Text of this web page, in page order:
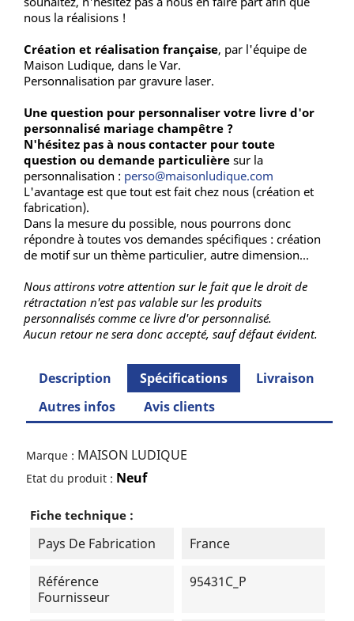
nous la réalisions !
Création et réalisation française, par l'équipe de
Maison Ludique, dans le Var.
Personnalisation par gravure laser.
Une question pour personnaliser votre livre d'or
personnalisé mariage champêtre ?
N'hésitez pas à nous contacter pour toute
question ou demande particulière sur la
personnalisation : perso@maisonludique.com
L'avantage est que tout est fait chez nous (création et
fabrication).
Dans la mesure du possible, nous pourrons donc
répondre à toutes vos demandes spécifiques : création
de motif sur un thème particulier, autre dimension...
Nous attirons votre attention sur le fait que le droit de
rétractation n'est pas valable sur les produits
personnalisés comme ce livre d'or personnalisé.
Aucun retour ne sera donc accepté, sauf défaut évident.
Description Spécifications
Livraison
Autres infos
Avis clients
Marque : MAISON LUDIQUE
Etat du produit : Neuf
Fiche technique :
Pays De Fabrication France
Référence
Fournisseur
95431C_P